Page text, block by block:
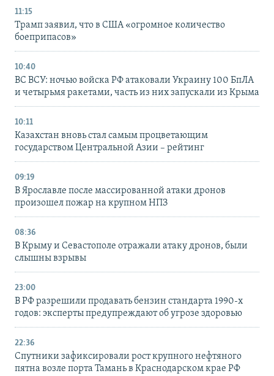
11:15
Трамп заявил, что в США «огромное количество
боеприпасов»
10:40
ВС ВСУ: ночью войска РФ атаковали Украину 100 БпЛА
и четырьмя ракетами, часть из них запускали из Крыма
10:11
Казахстан вновь стал самым процветающим
государством Центральной Азии – рейтинг
09:19
В Ярославле после массированной атаки дронов
произошел пожар на крупном НПЗ
08:36
В Крыму и Севастополе отражали атаку дронов, были
слышны взрывы
23:00
В РФ разрешили продавать бензин стандарта 1990-х
годов: эксперты предупреждают об угрозе здоровью
22:36
Спутники зафиксировали рост крупного нефтяного
пятна возле порта Тамань в Краснодарском крае РФ